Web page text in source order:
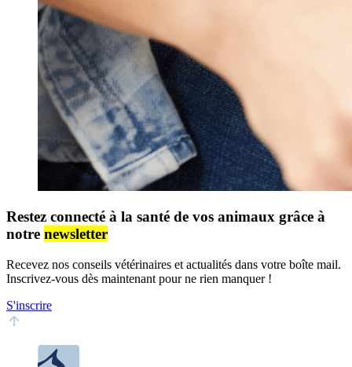
Restez connecté à la santé de vos animaux grâce à
notre newsletter
Recevez nos conseils vétérinaires et actualités dans votre boîte mail.
Inscrivez-vous dès maintenant pour ne rien manquer !
S'inscrire